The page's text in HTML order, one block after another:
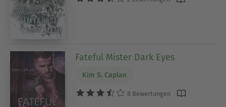
Fateful Mister Dark Eyes
Kim S. Caplan
8 Bewertungen